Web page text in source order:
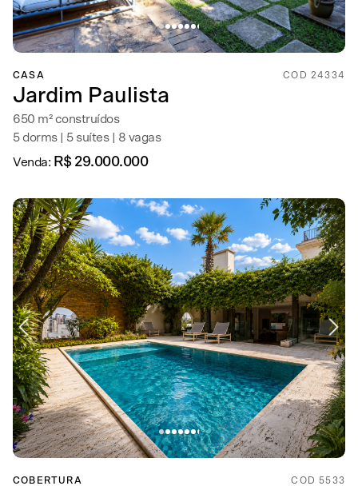
CASA COD 24334
Jardim Paulista
650 m² construídos
5 dorms | 5 suítes | 8 vagas
Venda: R$ 29.000.000
COBERTURA COD 5533